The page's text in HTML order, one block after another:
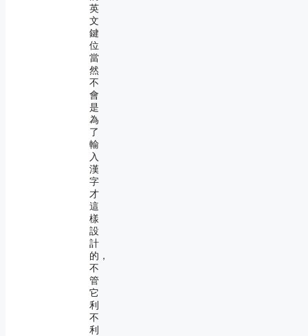
英
文
鍵
位
當
然
不
會
是
為
了
輸
入
漢
字
才
這
樣
設
計
的，
不
管
它
利
不
利